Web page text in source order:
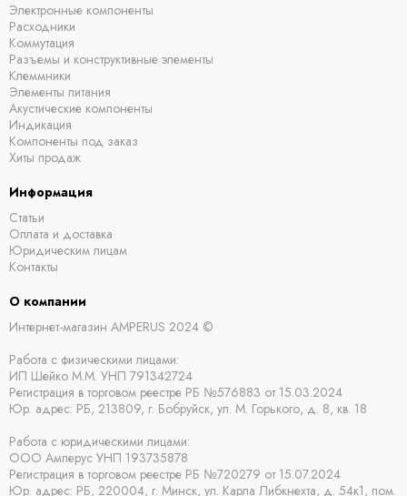
Электронные компоненты
Расходники
Коммутация
Разъемы и конструктивные элементы
Клеммники
Элементы питания
Акустические компоненты
Индикация
Компоненты под заказ
Хиты продаж
Информация
Статьи
Оплата и доставка
Юридическим лицам
Контакты
О компании
Интернет-магазин AMPERUS 2024 ©
Работа с физическими лицами:
ИП Шейко М.М. УНП 791342724
Регистрация в торговом реестре РБ №576883 от 15.03.2024
Юр. адрес: РБ, 213809, г. Бобруйск, ул. М. Горького, д. 8, кв. 18
Работа с юридическими лицами:
ООО Амперус УНП 193735878
Регистрация в торговом реестре РБ №720279 от 15.07.2024
Юр. адрес: РБ, 220004, г. Минск, ул. Карла Либкнехта, д. 54к1, пом.